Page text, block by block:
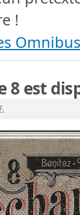
!
Omnibus
8 est